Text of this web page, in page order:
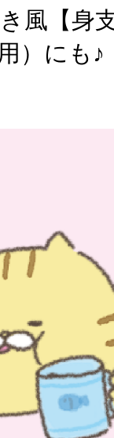
風【身
）にも♪